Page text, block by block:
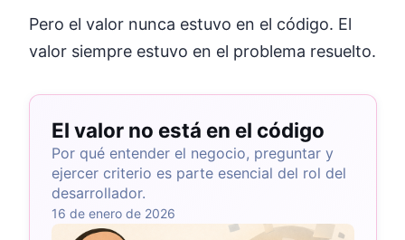
Pero el valor nunca estuvo en el código. El
valor siempre estuvo en el problema resuelto.
El valor no está en el código
Por qué entender el negocio, preguntar y
ejercer criterio es parte esencial del rol del
desarrollador.
16 de enero de 2026